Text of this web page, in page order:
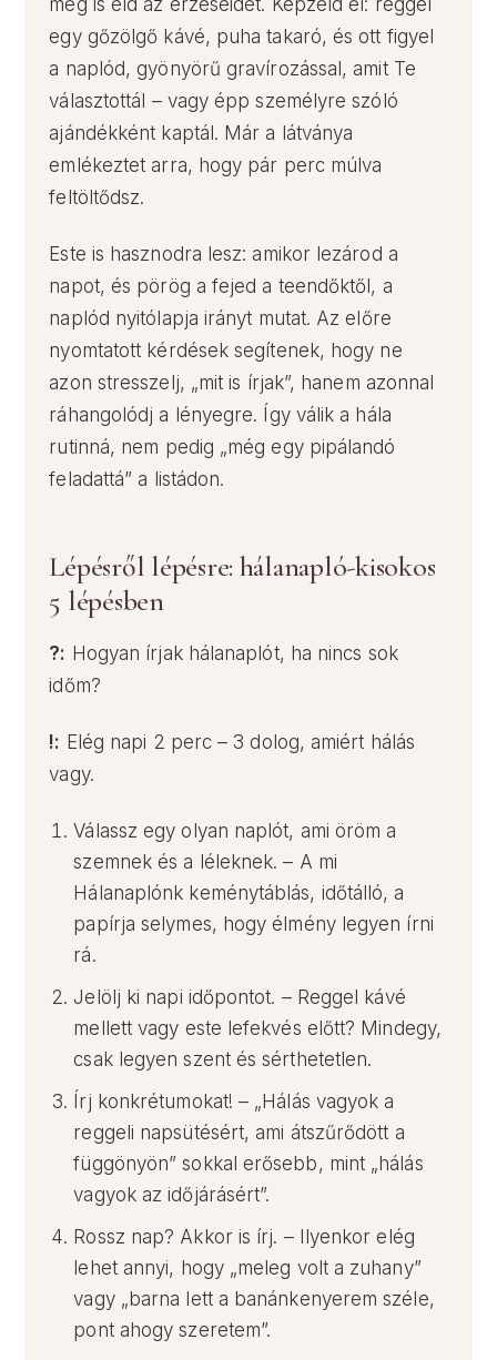
meg is éld az érzéseidet. Képzeld el: reggel
egy gőzölgő kávé, puha takaró, és ott figyel
a naplód, gyönyörű gravírozással, amit Te
választottál – vagy épp személyre szóló
ajándékként kaptál. Már a látványa
emlékeztet arra, hogy pár perc múlva
feltöltődsz.
Este is hasznodra lesz: amikor lezárod a
napot, és pörög a fejed a teendőktől, a
naplód nyitólapja irányt mutat. Az előre
nyomtatott kérdések segítenek, hogy ne
azon stresszelj, „mit is írjak”, hanem azonnal
ráhangolódj a lényegre. Így válik a hála
rutinná, nem pedig „még egy pipálandó
feladattá” a listádon.
Lépésről lépésre: hálanapló-kisokos
5 lépésben
?: Hogyan írjak hálanaplót, ha nincs sok
időm?
!: Elég napi 2 perc – 3 dolog, amiért hálás
vagy.
Válassz egy olyan naplót, ami öröm a
szemnek és a léleknek. – A mi
Hálanaplónk keménytáblás, időtálló, a
papírja selymes, hogy élmény legyen írni
rá.
Jelölj ki napi időpontot. – Reggel kávé
mellett vagy este lefekvés előtt? Mindegy,
csak legyen szent és sérthetetlen.
Írj konkrétumokat! – „Hálás vagyok a
reggeli napsütésért, ami átszűrődött a
függönyön” sokkal erősebb, mint „hálás
vagyok az időjárásért”.
Rossz nap? Akkor is írj. – Ilyenkor elég
lehet annyi, hogy „meleg volt a zuhany”
vagy „barna lett a banánkenyerem széle,
pont ahogy szeretem”.